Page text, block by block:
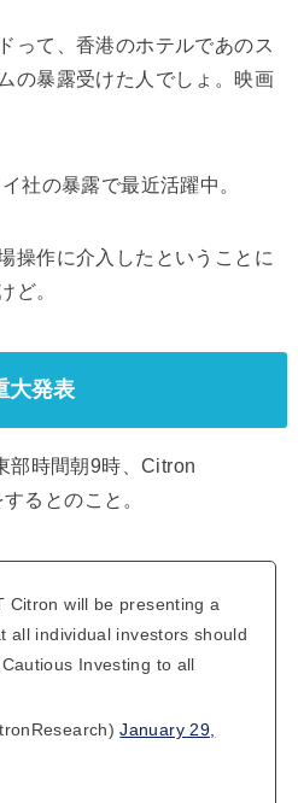
って、香港のホテルであのス
の暴露受けた人でしょ。映画
社の暴露で最近活躍中。
操作に介入したということに
ど。
大発表
部時間朝9時、Citron
るとのこと。
Citron will be presenting a
all individual investors should
Investing to all
January 29,